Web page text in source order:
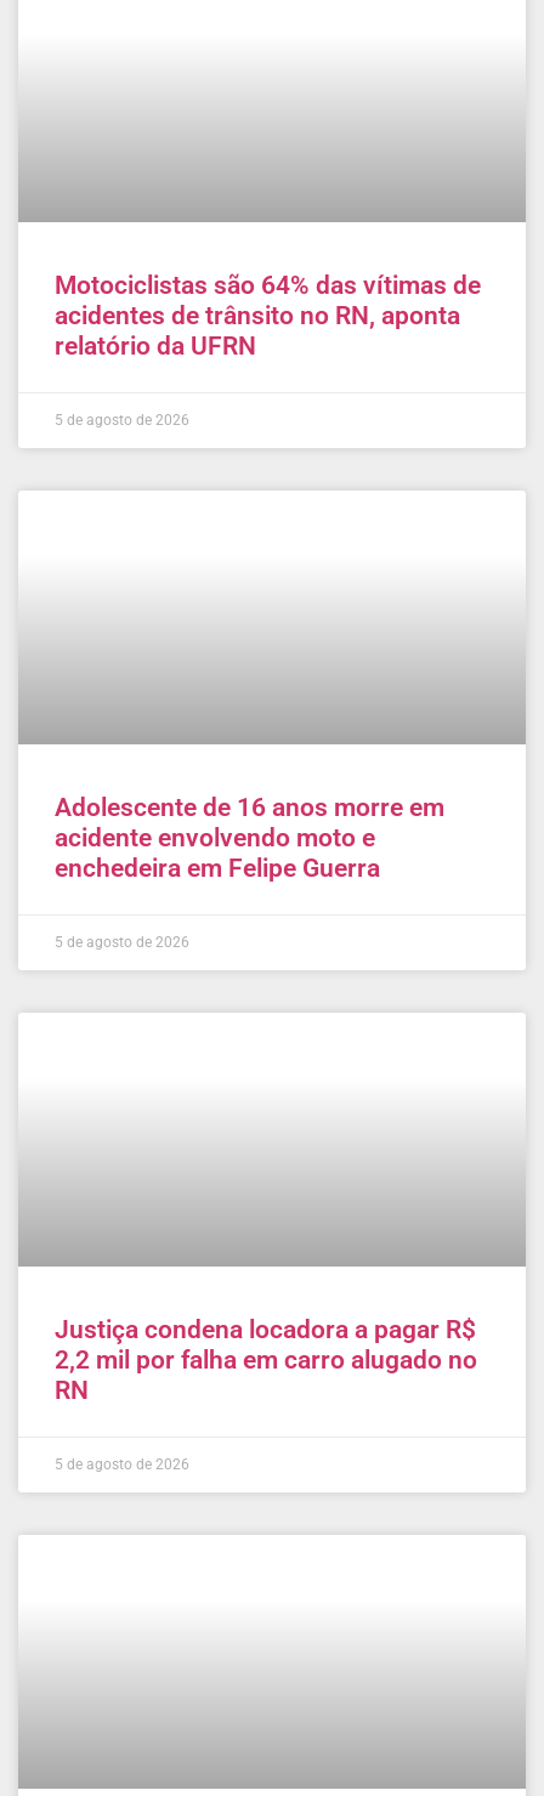
Motociclistas são 64% das vítimas de
acidentes de trânsito no RN, aponta
relatório da UFRN
5 de agosto de 2026
Adolescente de 16 anos morre em
acidente envolvendo moto e
enchedeira em Felipe Guerra
5 de agosto de 2026
Justiça condena locadora a pagar R$
2,2 mil por falha em carro alugado no
RN
5 de agosto de 2026